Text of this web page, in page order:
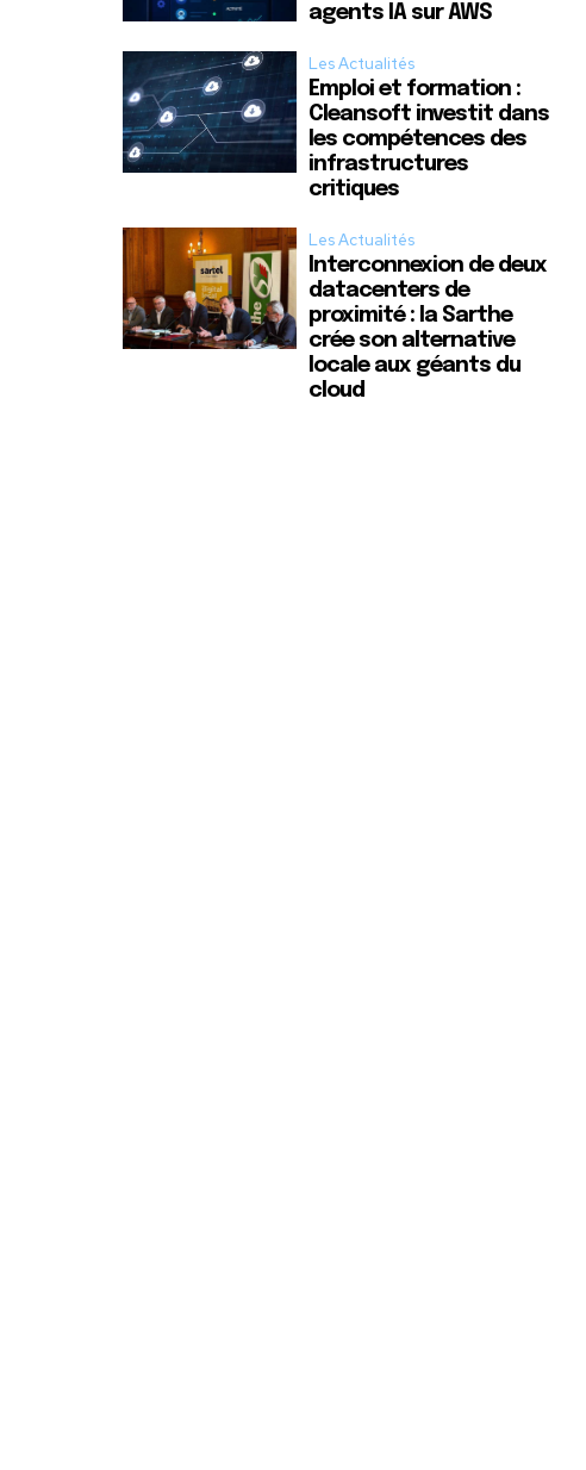
agents IA sur AWS
Les Actualités
Emploi et formation :
Cleansoft investit dans
les compétences des
infrastructures
critiques
Les Actualités
Interconnexion de deux
datacenters de
proximité : la Sarthe
crée son alternative
locale aux géants du
cloud